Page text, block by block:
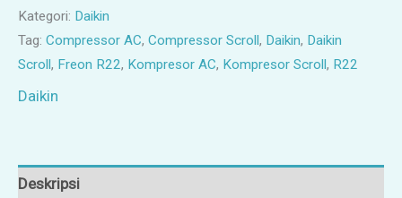
Kategori: Daikin
Tag: Compressor AC, Compressor Scroll , Daikin, Daikin
Scroll , Freon R22, Kompresor AC, Kompresor Scroll , R22
Daikin
Deskripsi